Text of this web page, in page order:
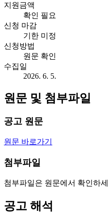
지원금액
확인 필요
신청 마감
기한 미정
신청방법
원문 확인
수집일
2026. 6. 5.
원문 및 첨부파일
공고 원문
원문 바로가기
첨부파일
첨부파일은 원문에서 확인하
공고 해석